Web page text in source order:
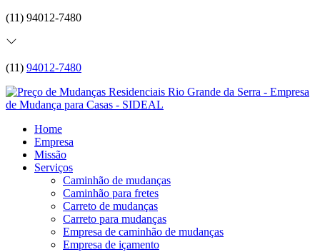
(11) 94012-7480
(11) 94012-7480
Home
Empresa
Missão
Serviços
Caminhão de mudanças
Caminhão para fretes
Carreto de mudanças
Carreto para mudanças
Empresa de caminhão de mudanças
Empresa de içamento